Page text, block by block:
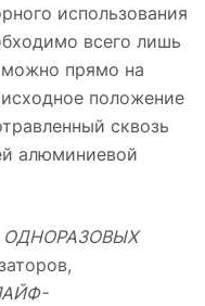
использования
всего лишь
можно прямо на
положение
сквозь
алюминиевой
ОДНОРАЗОВЫХ